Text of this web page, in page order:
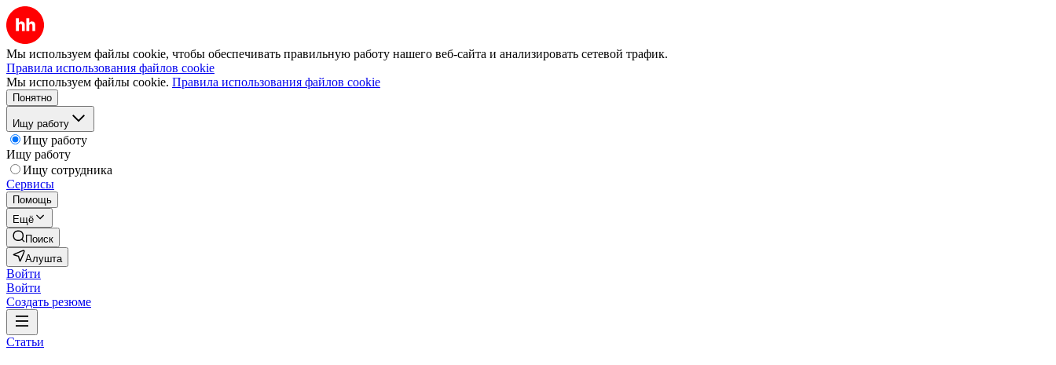
Мы используем файлы cookie, чтобы обеспечивать правильную работу нашего веб-сайта и анализировать сетевой трафик.
Правила использования файлов cookie
Мы используем файлы cookie. Правила использования файлов cookie
Понятно
Ищу работу
Ищу работу
Ищу работу
Ищу сотрудника
Сервисы
Помощь
Ещё
Поиск
Алушта
Войти
Войти
Создать резюме
Статьи